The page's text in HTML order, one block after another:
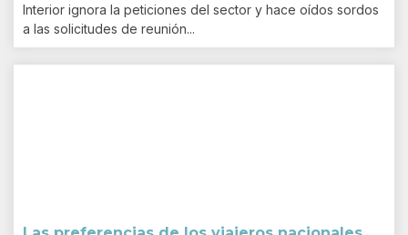
Interior ignora la peticiones del sector y hace oídos sordos
a las solicitudes de reunión...